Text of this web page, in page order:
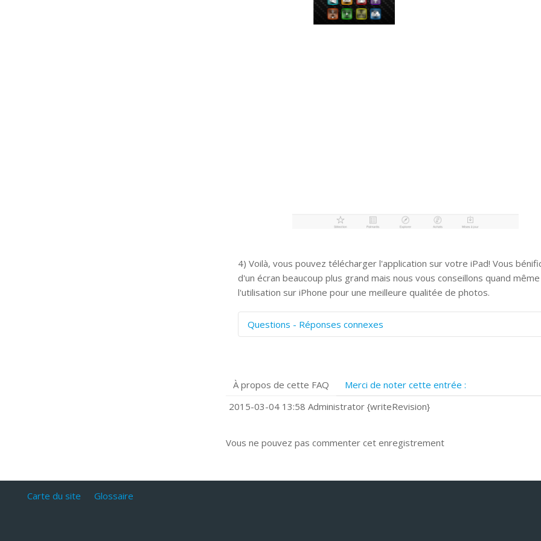
4) Voilà, vous pouvez télécharger l'application sur votre iPad! Vous
d'un écran beaucoup plus grand mais nous vous conseillons quand même
l'utilisation sur iPhone pour une meilleure qualitée de photos.
Questions - Réponses connexes
Quels navigateurs web sont supportés ?
Comment installer Google Chrome ?
À propos de cette FAQ
Merci de noter cette entrée :
2015-03-04 13:58 Administrator {writeRevision}
Vous ne pouvez pas commenter cet enregistrement
Carte du site Glossaire